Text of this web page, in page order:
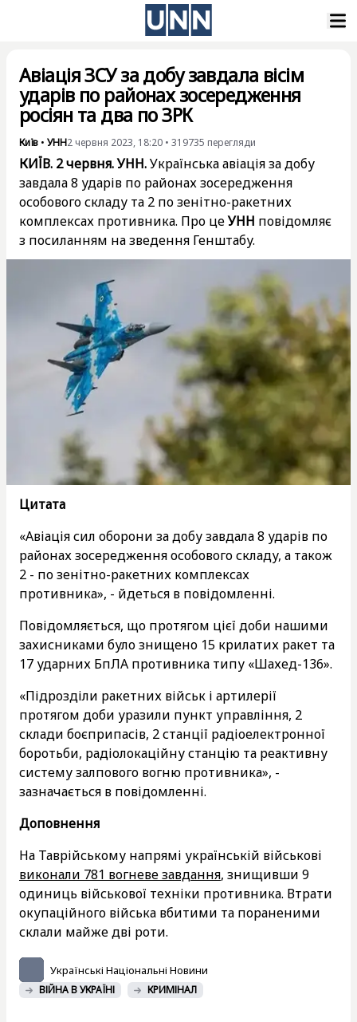
Авіація ЗСУ за добу завдала вісім
ударів по районах зосередження
росіян та два по ЗРК
Київ • УНН2 червня 2023, 18:20 • 319735 перегляди
КИЇВ. 2 червня. УНН.Українська авіація за добу
завдала 8 ударів по районах зосередження
особового складу та 2 по зенітно-ракетних
комплексах противника. Про цеУНН повідомляє
з посиланням на зведення Генштабу.
Цитата
«Авіація сил оборони за добу завдала 8 ударів по
районах зосередження особового складу, а також
2 - по зенітно-ракетних комплексах
противника», - йдеться в повідомленні.
Повідомляється, що протягом цієї доби нашими
захисниками було знищено 15 крилатих ракет та
17 ударних БпЛА противника типу «Шахед-136».
«Підрозділи ракетних військ і артилерії
протягом доби уразили пункт управління, 2
склади боєприпасів, 2 станції радіоелектронної
боротьби, радіолокаційну станцію та реактивну
систему залпового вогню противника», -
зазначається в повідомленні.
Доповнення
На Таврійському напрямі українській військові
виконали 781 вогневе завдання, знищивши 9
одиниць військової техніки противника. Втрати
окупаційного війська вбитими та пораненими
склали майже дві роти.
Українські Національні Новини
ВІЙНА В УКРАЇНІ КРИМІНАЛ